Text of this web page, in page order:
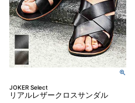
JOKER Select
リアルレザークロスサンダル